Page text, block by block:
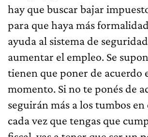
hay que buscar bajar
para que haya más
ayuda al sistema de
aumentar el empleo. Se
tienen que poner de acuerdo
momento. Si no te ponés de
seguirán más a los tumbos
cada vez que tengas que